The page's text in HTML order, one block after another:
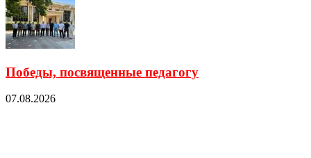
Победы, посвященные педагогу
07.08.2026